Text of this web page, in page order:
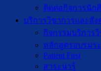
ติดต่อกิจการนัก
บริการวิชาการและสัง
กิจกรรมบริการ
หลักสูตรอบรมร
Patient First
สาระน่ารู้